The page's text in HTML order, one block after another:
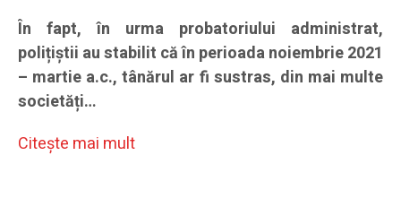
În fapt, în urma probatoriului administrat,
polițiștii au stabilit că în perioada noiembrie 2021
– martie a.c., tânărul ar fi sustras, din mai multe
societăți…
Citeşte mai mult